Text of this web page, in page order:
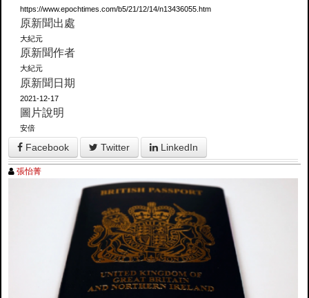
https://www.epochtimes.com/b5/21/12/14/n13436055.htm
原新聞出處
大紀元
原新聞作者
大紀元
原新聞日期
2021-12-17
圖片說明
安倍
Facebook Twitter LinkedIn
張怡菁